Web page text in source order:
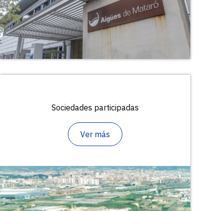
Sociedades participadas
Ver más